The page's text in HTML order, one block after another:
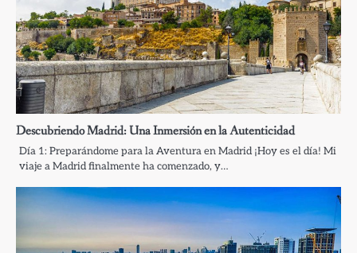
Descubriendo Madrid: Una Inmersión en la Autenticidad
Día 1: Preparándome para la Aventura en Madrid ¡Hoy es el día! Mi
viaje a Madrid finalmente ha comenzado, y…